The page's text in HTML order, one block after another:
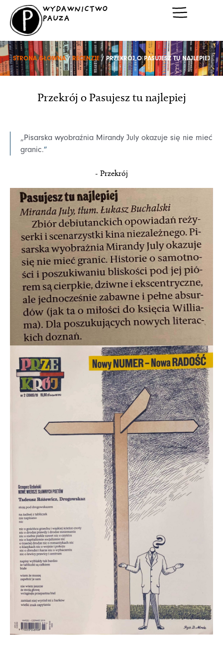
Przejdź
treści
WYDAWNICTWO
PAUZA
STRONA GŁÓWNA/RECENZJE/ PRZEKRÓJ O PASUJESZ TU NAJLEPIEJ
Przekrój o Pasujesz tu najlepiej
„Pisarska wyobraźnia Mirandy July okazuje się nie mieć
granic.”
- Przekrój